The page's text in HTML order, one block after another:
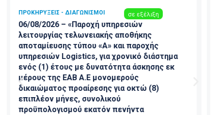
ΠΡΟΚΗΡΎΞΕΙΣ - ΔΙΑΓΩΝΙΣΜΟΊ σε εξέλιξη
ΑΝΑΝΕΩΣΗ – 04/08/2026 – Διακήρυξη αρ.
1073/2026 με αντικείμενο την παροχή
υπηρεσιών «Συντήρησης και υποστήριξης
των αδειών χρήσης του Συστήματος ΟΠΣ
(SAP) από τον κατασκευαστή SAP AG για
τρία (3) έτη, συνολικού προϋπολογισμού
ενός εκατομμυρίου εκατόν δεκαέξι
χιλιάδων ευρώ (1.116.000,00€), πλέον
Φ.Π.Α.»